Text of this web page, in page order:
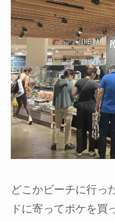
どこかビーチに行っ
ドに寄ってポケを買